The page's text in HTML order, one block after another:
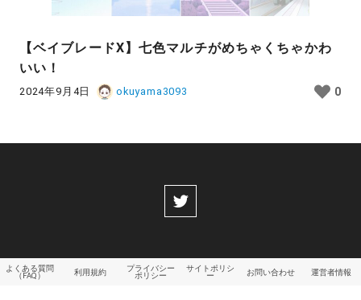
【ベイブレードX】七色マルチがめちゃくちゃかわ
いい！
2024年9月4日 okuyama3093 0
よくある質問
（FAQ）
利用規約
プライバシー
ポリシー
サイトポリシ
ー
お問い合わせ 運営者情報